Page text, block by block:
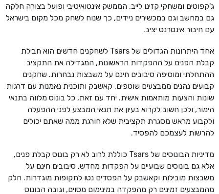
ג'קפוטים ומשחקי קזינו לייב. הממשק אינטואיטיבי ופועל בצורה חלקה
גם במחשב וגם במכשירים ניידים, כך שנוח לשחק מכל מקום בישראל
עם חיבור אינטרנט יציב.
אחד היתרונות הגדולים של Tsars לשחקנים חדשים הוא חבילת
קבלת הפנים על ההפקדות הראשונות, המגדילה את התקציב
ההתחלתי ומוסיפה סיבובים חינם על משבצות נבחרות. שחקנים
קבועים נהנים ממבצעים שוטפים, קאשבק ותוכנית נאמנות עם דרגות
שונות והצעות מותאמות אישית. יחד עם זאת, כל בונוס מלווה בתנאי
הימור, ולכן חשוב לקרוא בעיון את תנאי המבצע לפני ההפעלה
ולקבוע מראש מסגרת תקציבית שלא חורגת ממה שאתם יכולים
להרשות לעצמכם להפסיד.
מדיניות הבונוסים של Tsars כוללת לרוב לא רק בונוס קבלת פנים,
אלא גם בונוסים שבועיים על הפקדות מחדש, סיבובים חינם על
משבצות מובילות וקאשבק על הפסדים נטו לתקופות מוגדרות. חלק
מהמבצעים זמינים רק מהפקדה במינימום מסוים, וגובה הבונוס